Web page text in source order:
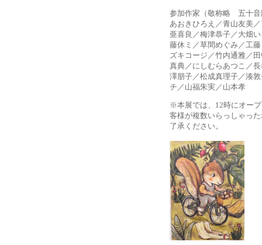
参加作家（敬称略 五十音
あおきひろえ／青山友美
亜喜良／梅津恭子／大畑
藤休ミ／草間めぐみ／工
ズキコージ／竹内通雅／
真典／にしむらあつこ／
澤朋子／松成真理子／湊
チ／山福朱実／山本孝
※本展では、12時にオー
客様が複数いらっしゃっ
了承ください。